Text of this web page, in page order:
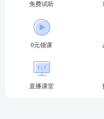
D.成本
E.安全
免费试听
0元领课
直播课堂